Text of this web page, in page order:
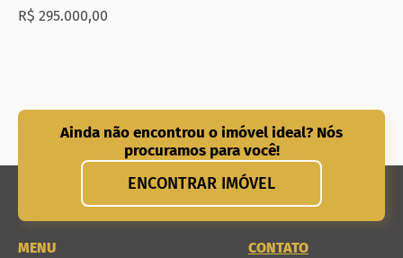
R$ 295.000,00
Ainda não encontrou o imóvel ideal? Nós
procuramos para você!
ENCONTRAR IMÓVEL
MENU CONTATO